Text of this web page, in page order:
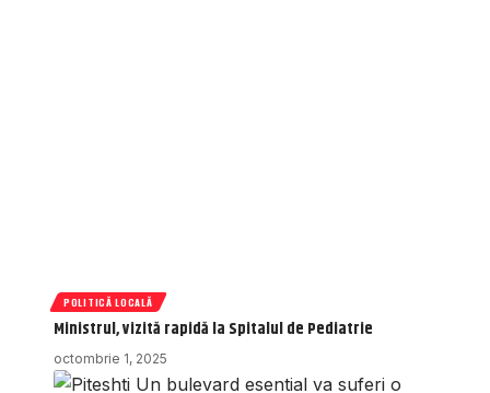
POLITICĂ LOCALĂ
Ministrul, vizită rapidă la Spitalul de Pediatrie
octombrie 1, 2025